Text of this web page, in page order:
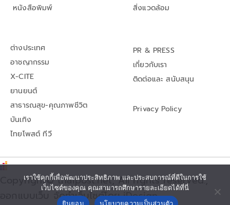
หนังสือพิมพ์
สิ่งแวดล้อม
ต่างประเทศ
อาชญากรรม
X-CITE
ยานยนต์
สาธารณสุข-คุณภาพชีวิต
บันเทิง
ไทยโพสต์ ทีวี
PR & PRESS
เกี่ยวกับเรา
ติดต่อและ สนับสนุน
Privacy Policy
Copyright© thaipost.net, All rights reserved.,
ออกแบบเว็บ จัดทำเว็บไซต์โดย iDesign
เราใช้คุกกี้เพื่อพัฒนาประสิทธิภาพ และประสบการณ์ที่ดีในการใช้
เว็บไซต์ของคุณ คุณสามารถศึกษารายละเอียดได้ที่นี่
ยินยอม
นโยบายความเป็นส่วนตัว